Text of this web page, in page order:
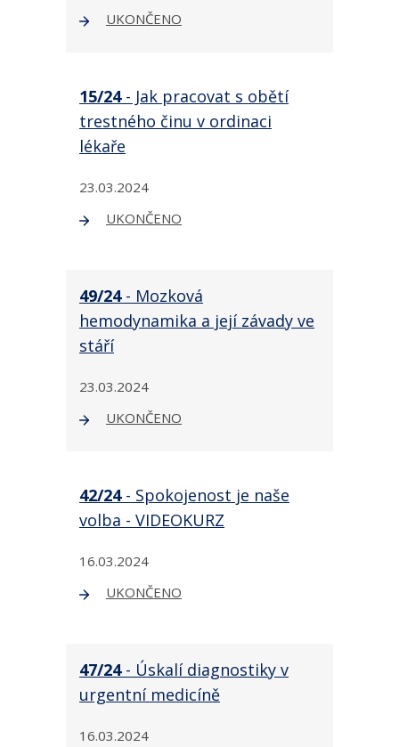
UKONČENO
15/24- Jak pracovat s obětí
trestného činu v ordinaci
lékaře
23.03.2024
UKONČENO
49/24- Mozková
hemodynamika a její závady ve
stáří
23.03.2024
UKONČENO
42/24- Spokojenost je naše
volba - VIDEOKURZ
16.03.2024
UKONČENO
47/24- Úskalí diagnostiky v
urgentní medicíně
16.03.2024